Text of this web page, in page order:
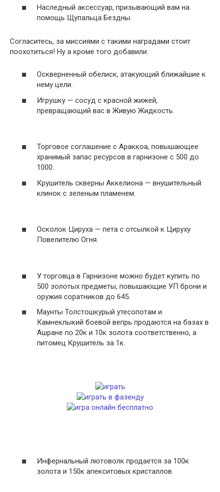
Наследный аксессуар, призывающий вам на
помощь Щупальца Бездны.
Согласитесь, за миссиями с такими наградами стоит
поохотиться! Ну а кроме того добавили:
Оскверненный обелиск, атакующий ближайшие к
нему цели.
Игрушку — сосуд с красной жижей,
превращающий вас в Живую Жидкость.
Торговое соглашение с Араккоа, повышающее
хранимый запас ресурсов в гарнизоне с 500 до
1000.
Крушитель скверны Аккелиона — внушительный
клинок с зеленым пламенем.
Осколок Цируха — пета с отсылкой к Цируху
Повелителю Огня.
У торговца в Гарнизоне можно будет купить по
500 золотых предметы, повышающие УП брони и
оружия соратников до 645.
Маунты Толстошкурый утесопотам и
Камнеклыкий боевой вепрь продаются на базах в
Ашране по 20к и 10к золота соответственно, а
питомец Крушитель за 1к.
Инфернальный лютоволк продается за 100к
золота и 150к апекситовых кристаллов.